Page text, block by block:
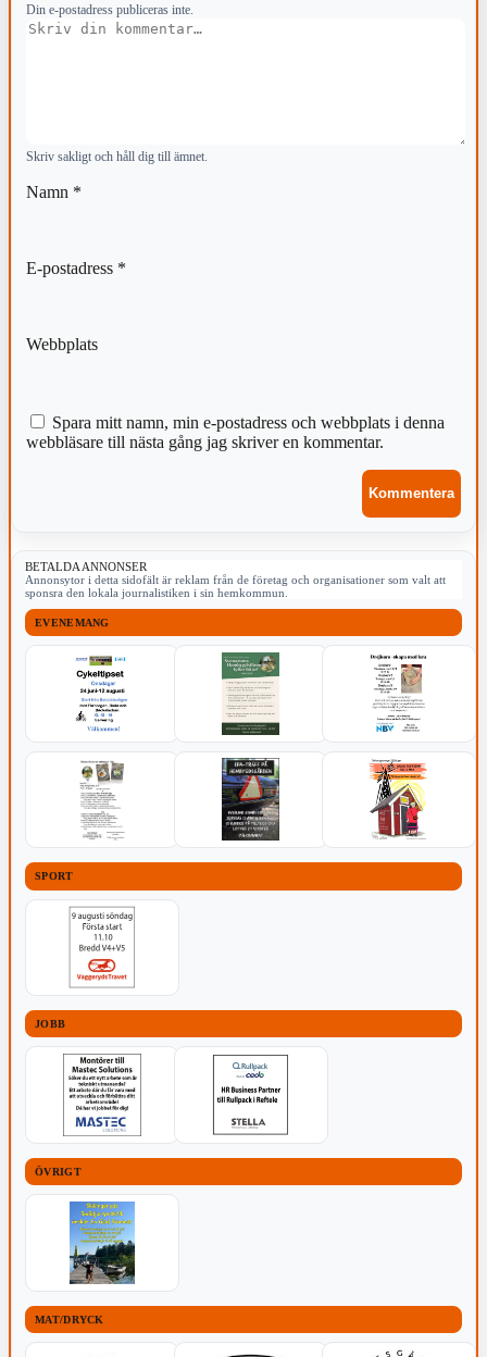
Din e-postadress publiceras inte.
Kommentar
Skriv sakligt och håll dig till ämnet.
Namn *
E-postadress *
Webbplats
Spara mitt namn, min e-postadress och webbplats i denna
webbläsare till nästa gång jag skriver en kommentar.
BETALDA ANNONSER
Annonsytor i detta sidofält är reklam från de företag och organisationer som valt att
sponsra den lokala journalistiken i sin hemkommun.
EVENEMANG
SPORT
JOBB
ÖVRIGT
MAT/DRYCK